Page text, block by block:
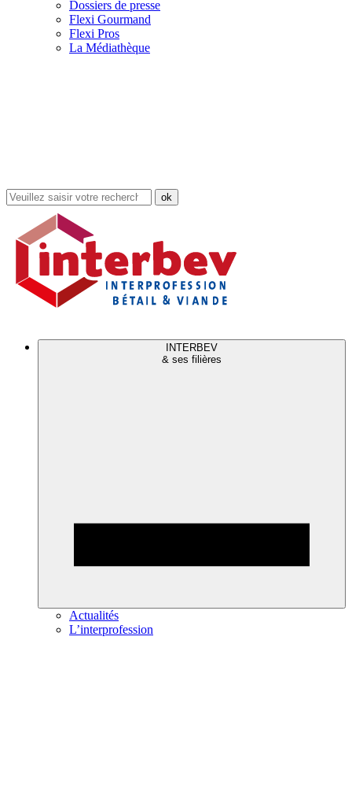
Dossiers de presse
Flexi Gourmand
Flexi Pros
La Médiathèque
Rechercher
dans
site
INTERBEV
& ses filières
Actualités
L’interprofession